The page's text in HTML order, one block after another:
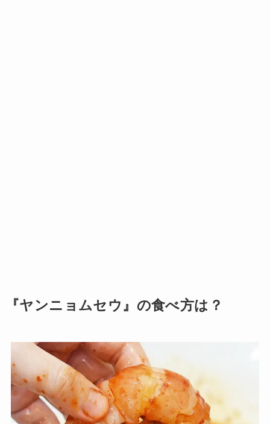
『ヤンニョムセウ』の食べ方は？